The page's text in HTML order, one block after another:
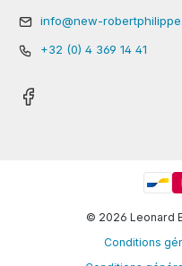
info@new-
+32 (0) 4 369 14 41
© 2026 Leonard
Conditions